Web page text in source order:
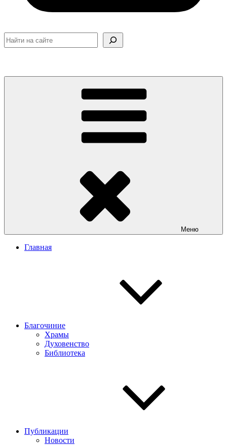
Поиск
Меню
Главная
Благочиние
Храмы
Духовенство
Библиотека
Публикации
Новости